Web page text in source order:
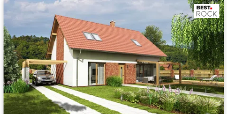
Užitná plocha:
180,34 m²